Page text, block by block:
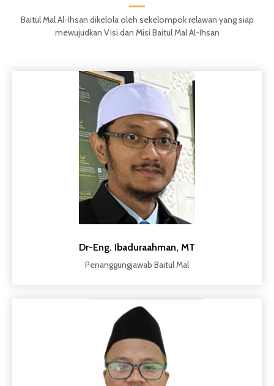
Baitul Mal Al-Ihsan dikelola oleh sekelompok relawan yang siap
mewujudkan Visi dan Misi Baitul Mal Al-Ihsan
Dr-Eng. Ibaduraahman, MT
Penanggungjawab Baitul Mal